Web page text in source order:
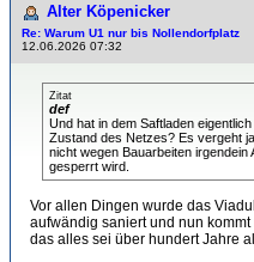
Alter Köpenicker
Re: Warum U1 nur bis Nollendorfplatz
12.06.2026 07:32
Zitat
def
Und hat in dem Saftladen
Zustand des Netzes? Es vergeht
nicht wegen Bauarbeiten
gesperrt wird.
Vor allen Dingen wurde das
aufwändig saniert und nun
das alles sei über hundert Jahre